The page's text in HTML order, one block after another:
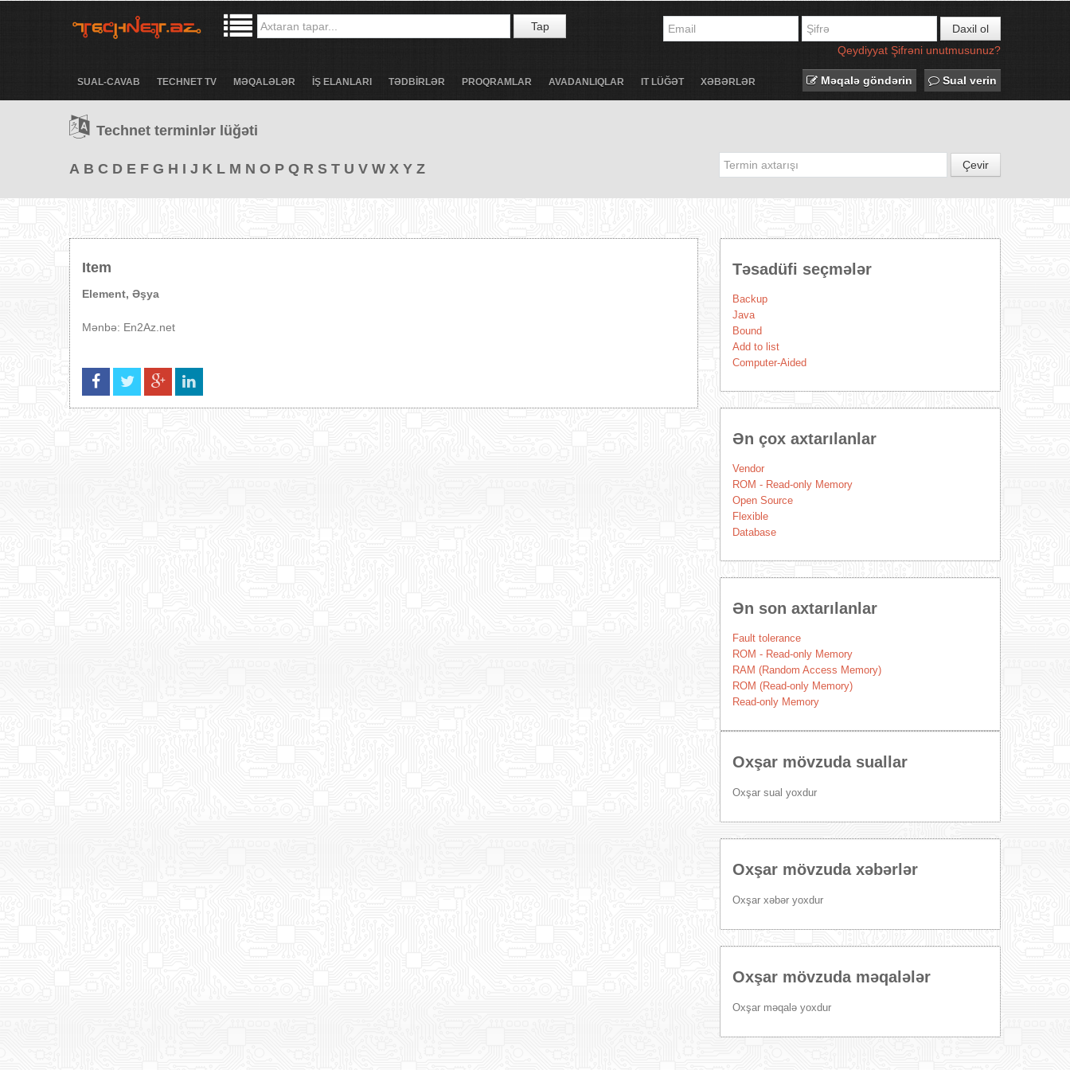
Tap
Daxil ol
Qeydiyyat Şifrəni unutmusunuz?
SUAL-CAVAB TECHNET TV MƏQALƏLƏR İŞ ELANLARI TƏDBİRLƏR PROQRAMLAR AVADANLIQLAR IT LÜĞƏT XƏBƏRLƏR Məqalə göndərin Sual verin
Technet terminlər lüğəti
A B C D E F G H I J K L M N O P Q R S T U V W X Y Z Çevir
Item
Element, Əşya
Mənbə: En2Az.net
Təsadüfi seçmələr
Backup
Java
Bound
Add to list
Computer-Aided
Ən çox axtarılanlar
Vendor
ROM - Read-only Memory
Open Source
Flexible
Database
Ən son axtarılanlar
Fault tolerance
ROM - Read-only Memory
RAM (Random Access Memory)
ROM (Read-only Memory)
Read-only Memory
Oxşar mövzuda suallar
Oxşar sual yoxdur
Oxşar mövzuda xəbərlər
Oxşar xəbər yoxdur
Oxşar mövzuda məqalələr
Oxşar məqalə yoxdur